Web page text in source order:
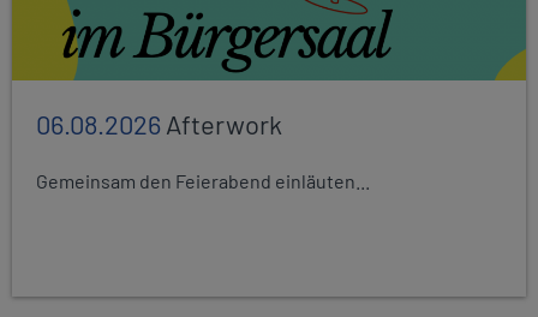
06.08.2026Afterwork
Gemeinsam den Feierabend einläuten...